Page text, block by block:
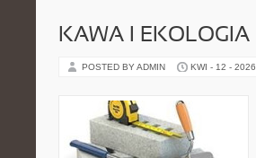
KAWA I EKOLOGIA
POSTED BY ADMIN KWI - 12 - 2026